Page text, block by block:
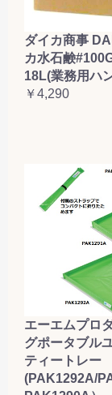
ダイカ商事
カ水石鹸
18L(業務用ハ
￥4,290
エーエムプロ
グポータブル
ティートレー
(PAK1292A/